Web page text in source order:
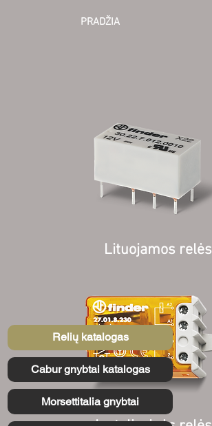
PRADŽIA
Relių katalogas
Cabur gnybtai katalogas
Morsettitalia gnybtai
Lituojamos relės